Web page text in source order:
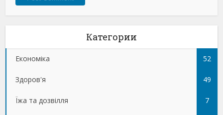
Категории
Економіка 52
Здоров'я 49
Їжа та дозвілля 7